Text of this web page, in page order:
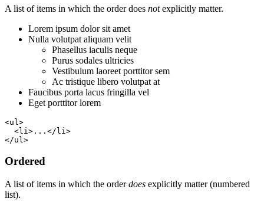
A list of items in which the order does notexplicitly matter.
Lorem ipsum dolor sit amet
Nulla volutpat aliquam velit
Phasellus iaculis neque
Purus sodales ultricies
Vestibulum laoreet porttitor sem
Ac tristique libero volutpat at
Faucibus porta lacus fringilla vel
Eget porttitor lorem
<ul>
  <li>...</li>
</ul>
Ordered
A list of items in which the orderdoes explicitly matter (numbered
list).